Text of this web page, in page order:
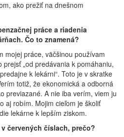
ako prežiť na dnešnom
práce a riadenia
Čo to znamená?
mojej práce, väčšinou používam
„od predávania k pomáhaniu,
k lekárni“. Toto je v skratke
totiž, že ekonomická a odborná
previazané. A nie iba verím, viem ju
aj robím. Mojim cieľom je školiť
lekárne k lepším ziskom.
červených číslach, prečo?